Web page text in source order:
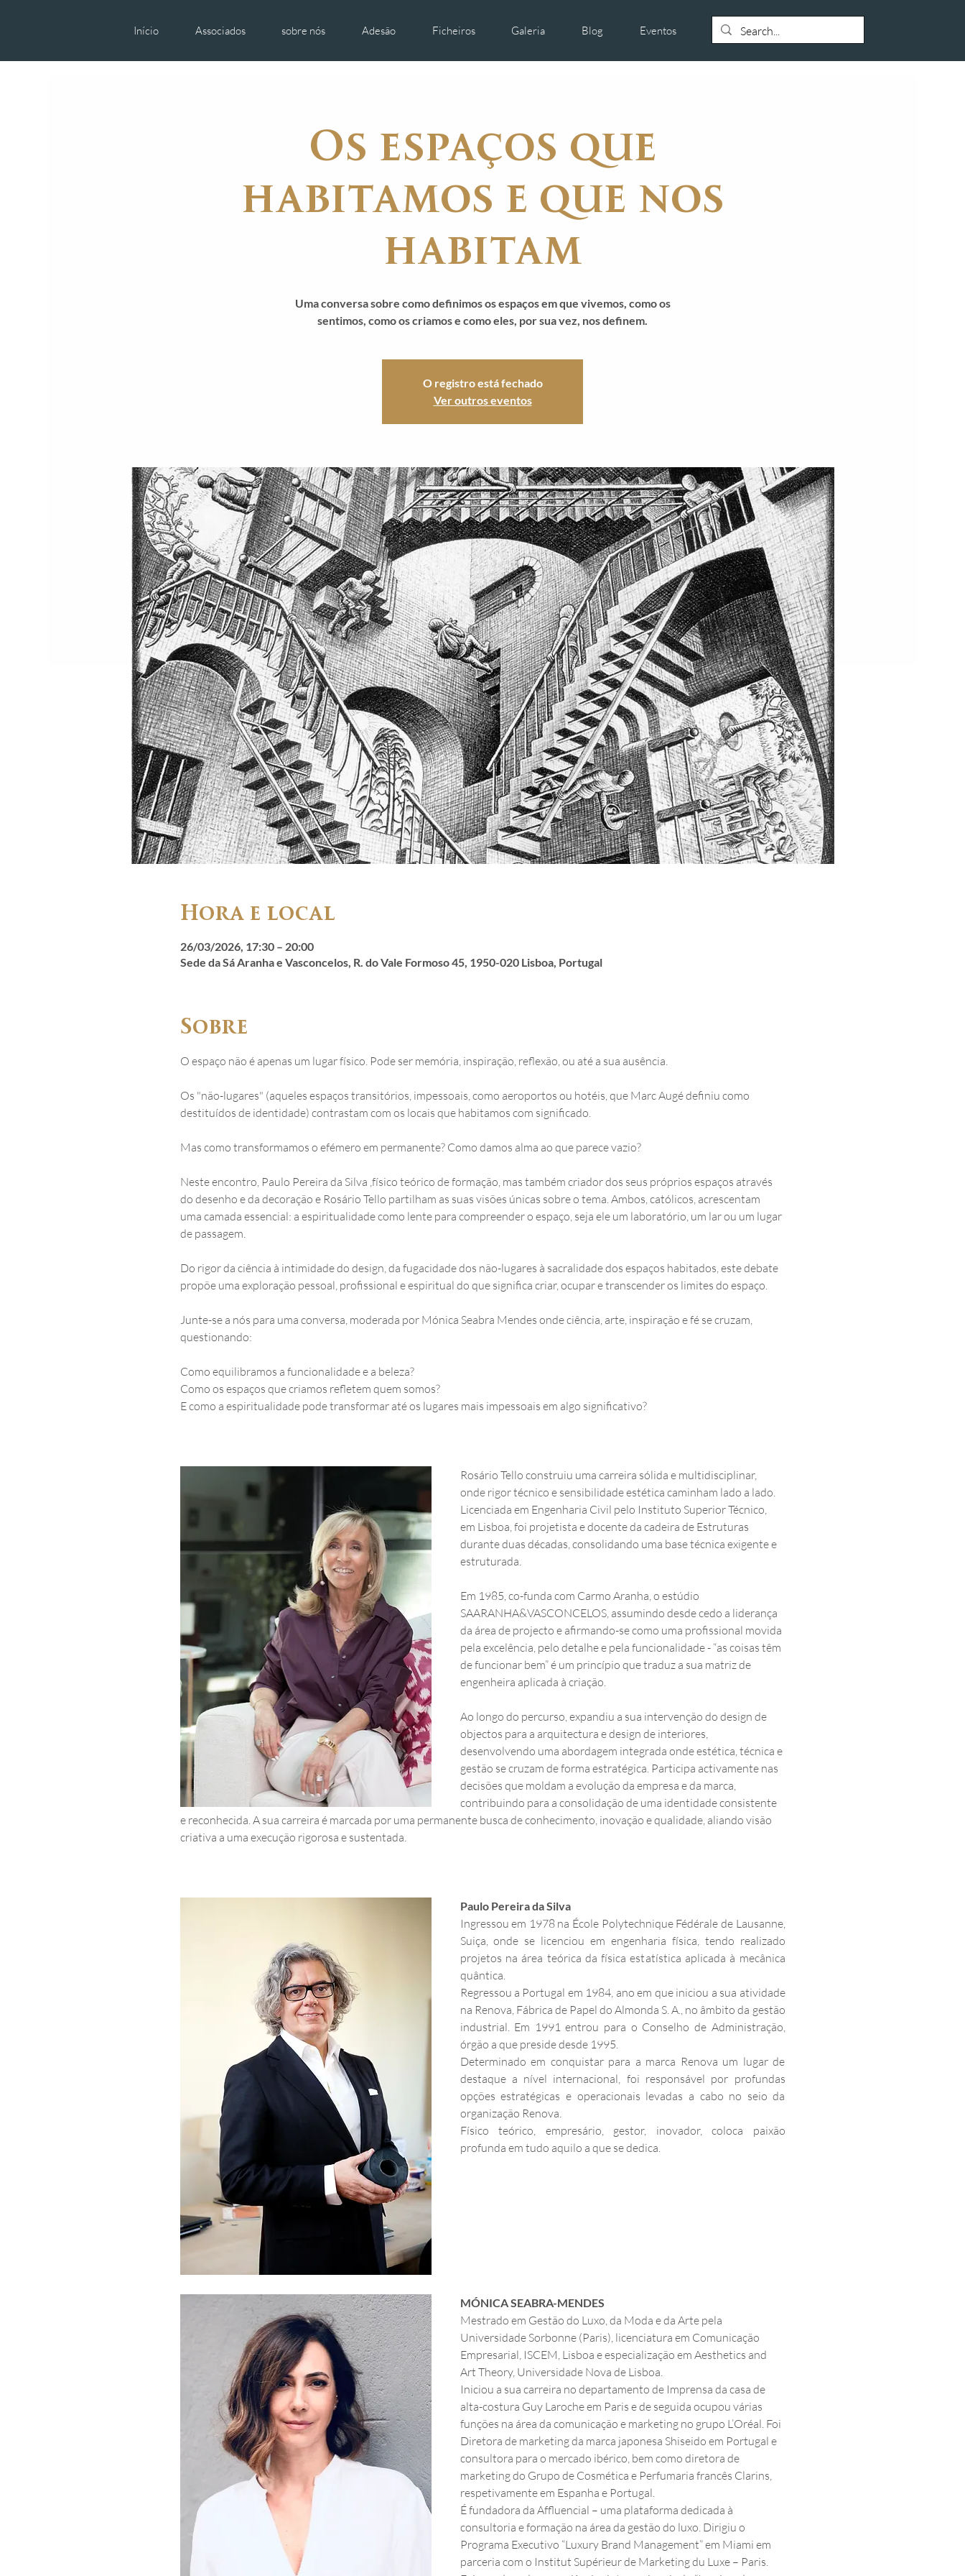
Início Associados sobre nós Adesão Ficheiros Galeria Blog Eventos
Os espaços que
habitamos e que nos
habitam
Uma conversa sobre como definimos os espaços em que vivemos, como os
O registro está fechado
Ver outros eventos
Hora e local
26/03/2026, 17:30 – 20:00
Sede da Sá Aranha e Vasconcelos, R. do Vale Formoso 45, 1950-020 Lisboa, Portugal
Sobre
O espaço não é apenas um lugar físico. Pode ser memória, inspiração, reflexão, ou até a sua ausência.
Os "não-lugares" (aqueles espaços transitórios, impessoais, como aeroportos ou hotéis, que Marc Augé definiu como
destituídos de identidade) contrastam com os locais que habitamos com significado.
Mas como transformamos o efémero em permanente? Como damos alma ao que parece vazio?
Neste encontro, Paulo Pereira da Silva ,físico teórico de formação, mas também criador dos seus próprios espaços através
do desenho e da decoração e Rosário Tello partilham as suas visões únicas sobre o tema. Ambos, católicos, acrescentam
uma camada essencial: a espiritualidade como lente para compreender o espaço, seja ele um laboratório, um lar ou um lugar
de passagem.
Do rigor da ciência à intimidade do design, da fugacidade dos não-lugares à sacralidade dos espaços habitados, este debate
propõe uma exploração pessoal, profissional e espiritual do que significa criar, ocupar e transcender os limites do espaço.
Junte-se a nós para uma conversa, moderada por Mónica Seabra Mendes onde ciência, arte, inspiração e fé se cruzam,
questionando:
Como equilibramos a funcionalidade e a beleza?
Como os espaços que criamos refletem quem somos?
E como a espiritualidade pode transformar até os lugares mais impessoais em algo significativo?
Rosário Tello construiu uma carreira sólida e multidisciplinar,
onde rigor técnico e sensibilidade estética caminham lado a lado.
Licenciada em Engenharia Civil pelo Instituto Superior Técnico,
em Lisboa, foi projetista e docente da cadeira de Estruturas
durante duas décadas, consolidando uma base técnica exigente e
estruturada.
Em 1985, co-funda com Carmo Aranha, o estúdio
SAARANHA&VASCONCELOS, assumindo desde cedo a liderança
da área de projecto e afirmando-se como uma profissional movida
pela excelência, pelo detalhe e pela funcionalidade - “as coisas têm
de funcionar bem” é um princípio que traduz a sua matriz de
engenheira aplicada à criação.
Ao longo do percurso, expandiu a sua intervenção do design de
objectos para a arquitectura e design de interiores,
desenvolvendo uma abordagem integrada onde estética, técnica e
gestão se cruzam de forma estratégica. Participa activamente nas
decisões que moldam a evolução da empresa e da marca,
contribuindo para a consolidação de uma identidade consistente
e reconhecida. A sua carreira é marcada por uma permanente busca de conhecimento, inovação e qualidade, aliando visão
criativa a uma execução rigorosa e sustentada.
Paulo Pereira da Silva
Ingressou em 1978 na École Polytechnique Fédérale de Lausanne,
Suiça, onde se licenciou em engenharia física, tendo realizado
projetos na área teórica da física estatística aplicada à mecânica
quântica.
Regressou a Portugal em 1984, ano em que iniciou a sua atividade
na Renova, Fábrica de Papel do Almonda S. A., no âmbito da gestão
industrial. Em 1991 entrou para o Conselho de Administração,
órgão a que preside desde 1995.
Determinado em conquistar para a marca Renova um lugar de
destaque a nível internacional, foi responsável por profundas
opções estratégicas e operacionais levadas a cabo no seio da
organização Renova.
Físico teórico, empresário, gestor, inovador, coloca paixão
profunda em tudo aquilo a que se dedica.
MÓNICA SEABRA-MENDES
Mestrado em Gestão do Luxo, da Moda e da Arte pela
Universidade Sorbonne (Paris), licenciatura em Comunicação
Empresarial, ISCEM, Lisboa e especialização em Aesthetics and
Art Theory, Universidade Nova de Lisboa.
Iniciou a sua carreira no departamento de Imprensa da casa de
alta-costura Guy Laroche em Paris e de seguida ocupou várias
funções na área da comunicação e marketing no grupo L’Oréal. Foi
Diretora de marketing da marca japonesa Shiseido em Portugal e
consultora para o mercado ibérico, bem como diretora de
marketing do Grupo de Cosmética e Perfumaria francês Clarins,
respetivamente em Espanha e Portugal.
É fundadora da Affluencial – uma plataforma dedicada à
consultoria e formação na área da gestão do luxo. Dirigiu o
Programa Executivo “Luxury Brand Management” em Miami em
parceria com o Institut Supérieur de Marketing du Luxe – Paris.